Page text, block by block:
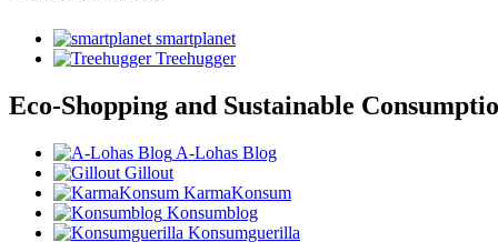
smartplanet
Treehugger
Eco-Shopping and Sustainable
A-Lohas Blog
Gillout
KarmaKonsum
Konsumblog
Konsumguerilla